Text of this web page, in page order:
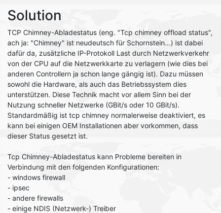
Solution
TCP Chimney-Abladestatus (eng. "Tcp chimney offload status",
ach ja: "Chimney" ist neudeutsch für Schornstein...) ist dabei
dafür da, zusätzliche IP-Protokoll Last durch Netzwerkverkehr
von der CPU auf die Netzwerkkarte zu verlagern (wie dies bei
anderen Controllern ja schon lange gängig ist). Dazu müssen
sowohl die Hardware, als auch das Betriebssystem dies
unterstützen. Diese Technik macht vor allem Sinn bei der
Nutzung schneller Netzwerke (GBit/s oder 10 GBit/s).
Standardmäßig ist tcp chimney normalerweise deaktiviert, es
kann bei einigen OEM Installationen aber vorkommen, dass
dieser Status gesetzt ist.
Tcp Chimney-Abladestatus kann Probleme bereiten in
Verbindung mit den folgenden Konfigurationen:
- windows firewall
- ipsec
- andere firewalls
- einige NDIS (Netzwerk-) Treiber